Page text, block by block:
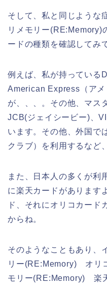
そして、私と同じような
リメモリー(RE:Memory)
ードの種類を確認してみ
例えば、私が持っている
American Express（ア
が、、、。その他、マス
JCB(ジェイシービー)、
います。その他、外国で
クラブ）を利用するなど
また、日本人の多くが利
に楽天カードがあります
ド、それにオリコカード
からね。
そのようなこともあり、
リー(RE:Memory) オリ
モリー(RE:Memory) 楽